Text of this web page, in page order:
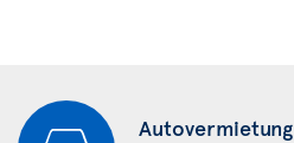
Autovermietung